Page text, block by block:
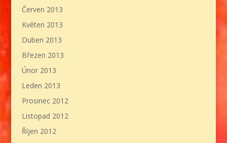
Červen 2013
Květen 2013
Duben 2013
Březen 2013
Únor 2013
Leden 2013
Prosinec 2012
Listopad 2012
Říjen 2012